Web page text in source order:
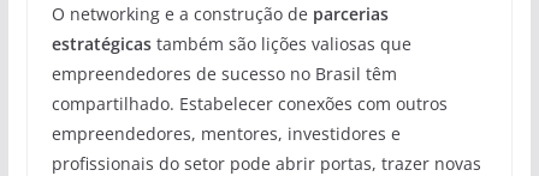
O networking e a construção de parcerias
estratégicastambém são lições valiosas que
empreendedores de sucesso no Brasil têm
compartilhado. Estabelecer conexões com outros
empreendedores, mentores, investidores e
profissionais do setor pode abrir portas, trazer novas